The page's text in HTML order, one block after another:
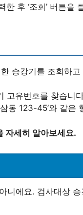
한 후 ‘조회’ 버튼을
승강기를 조회하고
고유번호를 찾습니
동 123-45’와 같은
자세히 알아보세요.
니에요. 검사대상